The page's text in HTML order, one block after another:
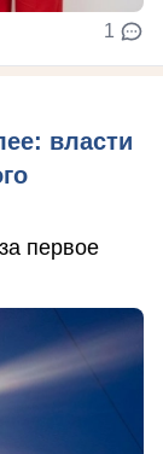
1
власти
первое